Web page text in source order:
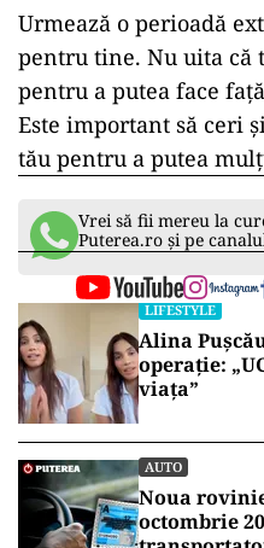
Urmează o perioadă
pentru tine. Nu uita că
pentru a putea face
Este important să ceri
tău pentru a putea
Vrei să fii mereu la
Puterea.ro și pe
LIFESTYLE
Alina
operație:
viața”
AUTO
Noua
octombrie